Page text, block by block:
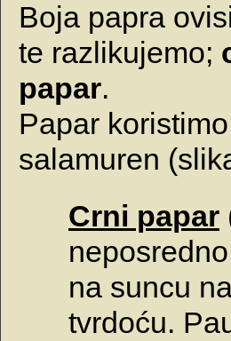
Boja papra
te razlikujemo;
papar.
Papar
salamuren
Crni papar
na suncu
tvrdoću.